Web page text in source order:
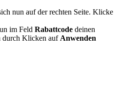
nun auf der rechten Seite. Klicke
im Feld Rabattcode deinen
durch Klicken aufAnwenden